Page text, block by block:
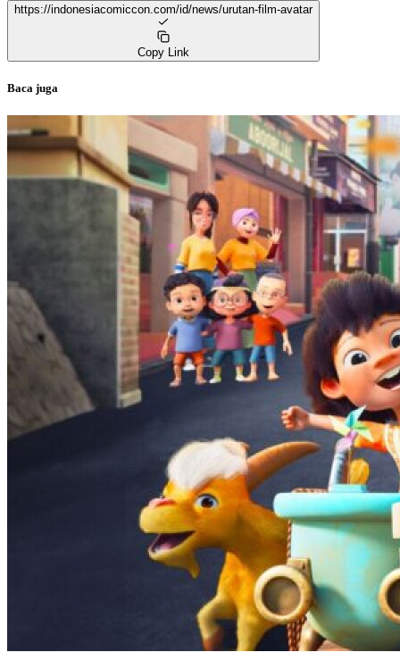
https://indonesiacomiccon.com/id/news/urutan-film-avatar
Copy Link
Baca juga